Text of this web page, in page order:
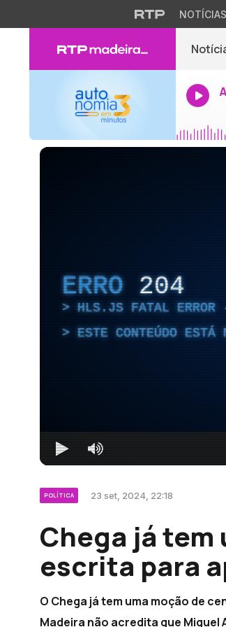
NOTÍCIAS
ERRO 204
HLS.JS FATAL ERROR -
ESTE CONTEÚDO ESTÁ
POLÍTICA 23 set, 2024, 22:18
Chega já tem
escrita para
O Chega já tem uma moção de
Madeira não acredita que